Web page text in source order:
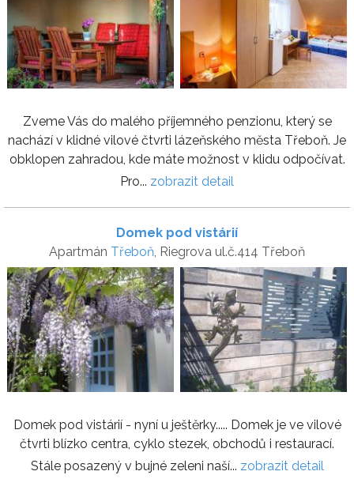
Zveme Vás do malého příjemného penzionu, který se
nachází v klidné vilové čtvrti lázeňského města Třeboň. Je
obklopen zahradou, kde máte možnost v klidu odpočívat.
Pro... zobrazit detail
Domek pod vistárií
Apartmán Třeboň, Riegrova ul.č.414 Třeboň
Domek pod vistárií - nyní u ještěrky..... Domek je ve vilové
čtvrti blízko centra, cyklo stezek, obchodů i restaurací.
Stále posazený v bujné zeleni naší... zobrazit detail